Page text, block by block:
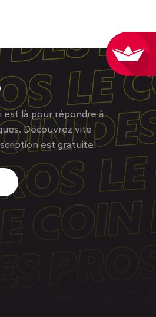
est là pour répondre à
Découvrez vite
est gratuite!